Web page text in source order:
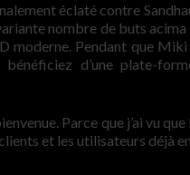
éclaté contre
nombre de buts acima
moderne. Pendant que
d’une plate-
Parce que j’ai vu que
et les utilisateurs déjà